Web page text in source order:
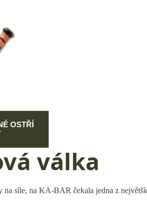
OSTŘÍ
válka
síle, na KA-BAR čekala jedna z